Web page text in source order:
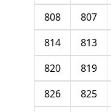
807
808
813
814
819
820
825
826